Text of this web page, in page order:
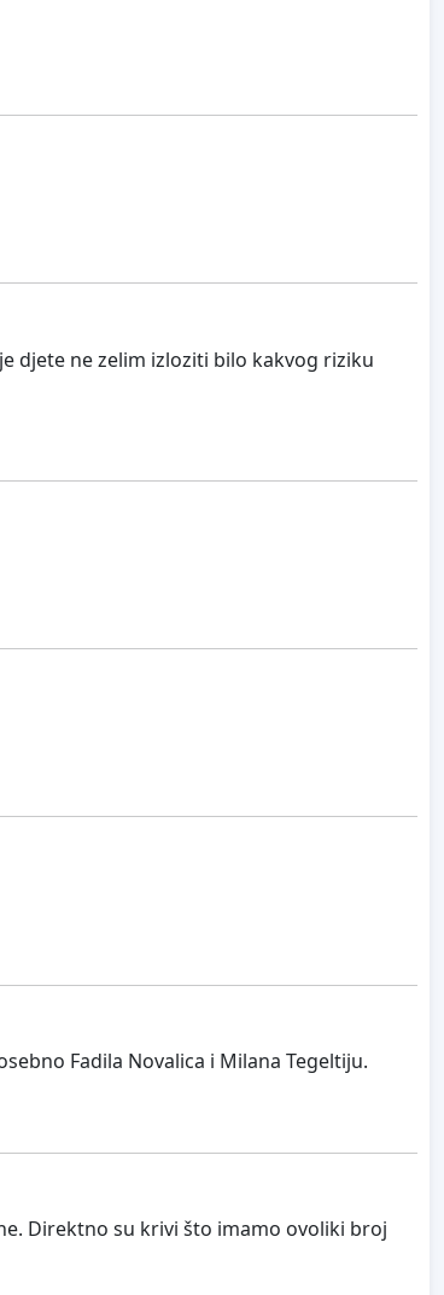
djete ne zelim izloziti bilo kakvog riziku
Fadila Novalica i Milana Tegeltiju.
Direktno su krivi što imamo ovoliki broj